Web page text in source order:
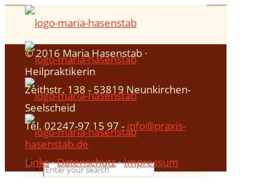
✕
© 2016 Maria Hasenstab ∙
Heilpraktikerin
Zeithstr. 138 - 53819 Neunkirchen-
Seelscheid
Tel. 02247-97 15 97 - info@praxis-
hasenstab.de
Links∙Datenschutz∙Impressum